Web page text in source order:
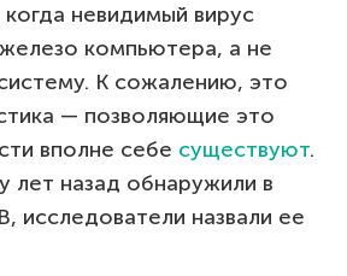
невидимый вирус
компьютера, а не
К сожалению, это
— позволяющие это
вполне себе существуют.
лет назад обнаружили в
исследователи назвали ее